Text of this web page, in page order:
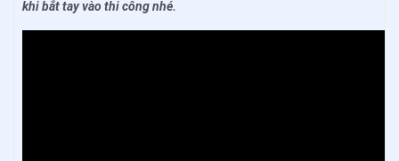
khi bắt tay vào thi công nhé.